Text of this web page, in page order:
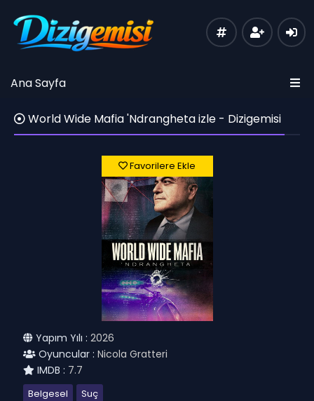
Ana Sayfa
World Wide Mafia 'Ndrangheta izle - Dizigemisi
Favorilere Ekle
Yapım Yılı : 2026
Oyuncular : Nicola Gratteri
IMDB : 7.7
Belgesel Suç